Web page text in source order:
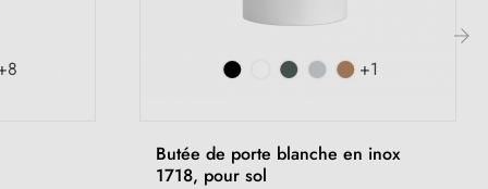
+1
Butée de porte blanche en inox
1718, pour sol